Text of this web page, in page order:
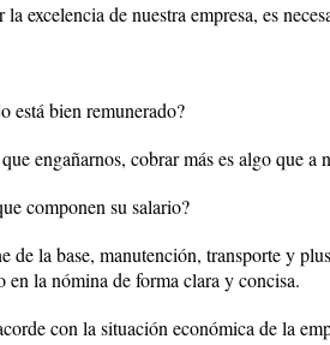
excelencia de nuestra empresa, es
está bien remunerado?
engañarnos, cobrar más es algo que a
componen su salario?
de la base, manutención, transporte y
en la nómina de forma clara y concisa.
con la situación económica de la